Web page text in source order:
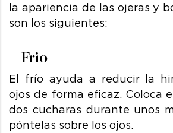
la apariencia de las ojeras y
son los siguientes:
Frio
El frío ayuda a reducir la
ojos de forma eficaz. Coloca
dos cucharas durante unos
póntelas sobre los ojos.